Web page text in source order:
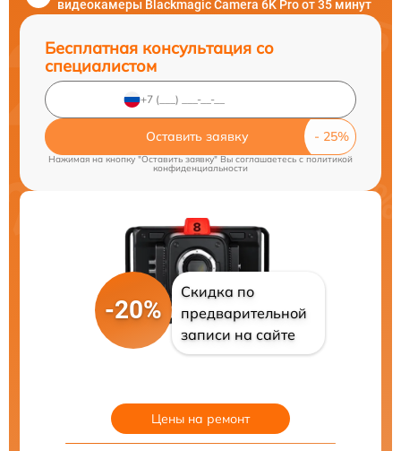
видеокамеры Blackmagic Camera 6K Pro от 35 минут
Бесплатная консультация со
специалистом
Оставить заявку
Нажимая на кнопку "Оставить заявку" Вы соглашаетесь cполитикой
конфиденциальности
-20%
Скидка по
предварительной
записи на сайте
Цены на ремонт